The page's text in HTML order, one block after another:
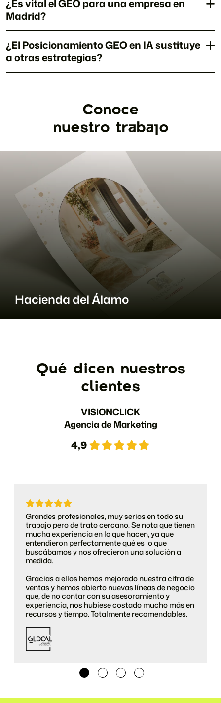
¿Es vital el GEO para una empresa en
Madrid?
¿El Posicionamiento GEO en IA sustituye
a otras estrategias?
Conoce
nuestro trabajo
Hacienda del Álamo
Qué dicen nuestros
clientes
VISIONCLICK
Agencia de Marketing
4,9
Grandes profesionales, muy serios en todo su
trabajo pero de trato cercano. Se nota que tienen
mucha experiencia en lo que hacen, ya que
entendieron perfectamente qué es lo que
buscábamos y nos ofrecieron una solución a
medida.
Gracias a ellos hemos mejorado nuestra cifra de
ventas y hemos abierto nuevas líneas de negocio
que, de no contar con su asesoramiento y
experiencia, nos hubiese costado mucho más en
recursos y tiempo. Totalmente recomendables.